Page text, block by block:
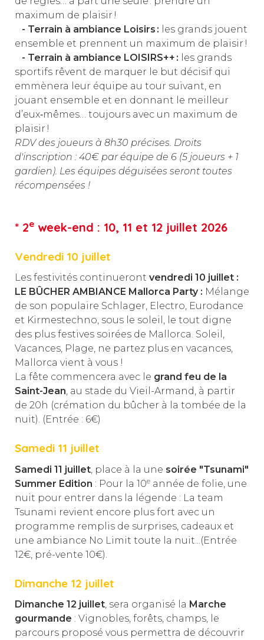
maximum de plaisir !
- Terrain à ambiance Loisirs : les grands jouent
ensemble et prennent un maximum de plaisir !
- Terrain à ambiance LOISIRS++ : les grands
sportifs rêvent de marquer le but décisif qui
emmènera leur équipe au tour suivant, en
jouant ensemble et en donnant le meilleur
d’eux‑mêmes… toujours avec un maximum de
plaisir !
RDV des joueurs à 8h30 précises. Droits
d'inscription : 40€ par équipe de 6 (5 joueurs + 1
gardien). Les équipes déguisées seront toutes
récompensées !
* 2e week-end : 10, 11 et 12 juillet 2026
Vendredi 10 juillet
Les festivités continueront vendredi 10 juillet :
LE BÛCHER AMBIANCE Mallorca Party : Mélange
de son populaire Schlager, Electro, Eurodance
et Kirmestechno, sous le soleil, le tout digne
des plus festives soirées de Mallorca. Soleil,
Vacances, Plage, ne partez plus en vacances,
Mallorca vient à vous !
La fête commencera avec le grand feu de la
Saint-Jean, au stade du Vieil-Armand, à partir
de 20h (crémation du bûcher à la tombée de la
nuit). (Entrée : 6€)
Samedi 11 juillet
Samedi 11 juillet , place à la une soirée "Tsunami"
Summer Edition : Pour la 10e année de folie, une
nuit pour entrer dans la légende : La team
Tsunami revient encore plus fort avec un
programme remplis de surprises, cadeaux et
une ambiance No Limit toute la nuit...(Entrée
12€, pré-vente 10€).
Dimanche 12 juillet
Dimanche 12 juillet , sera organisé la Marche
gourmande : Vignobles, forêts, champs, le
parcours proposé vous permettra de découvrir